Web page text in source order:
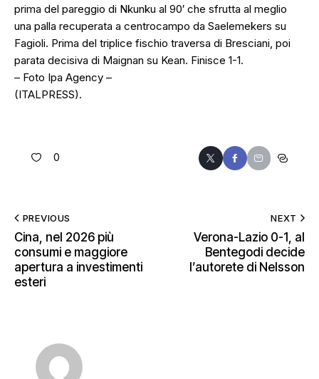
prima del pareggio di Nkunku al 90′ che sfrutta al meglio
una palla recuperata a centrocampo da Saelemekers su
Fagioli. Prima del triplice fischio traversa di Bresciani, poi
parata decisiva di Maignan su Kean. Finisce 1-1.
– Foto Ipa Agency –
(ITALPRESS).
0
PREVIOUS
Cina, nel 2026 più
consumi e maggiore
apertura a investimenti
esteri
NEXT
Verona-Lazio 0-1, al
Bentegodi decide
l’autorete di Nelsson